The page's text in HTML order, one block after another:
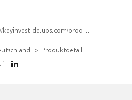
de.ubs.com/produkt/detail/index/isin/DE000WA7NS21
Produktdetail